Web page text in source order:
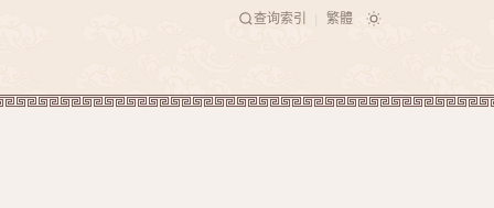
查询索引 繁體